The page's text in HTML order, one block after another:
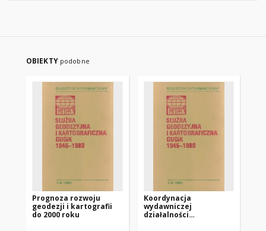
OBIEKTY podobne
Prognoza rozwoju
geodezji i kartografii
do 2000 roku
Koordynacja
wydawniczej
działalności